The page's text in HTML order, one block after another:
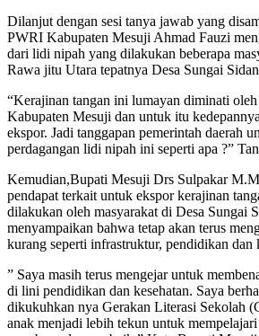
Dilanjut dengan sesi tanya jawab yang
PWRI Kabupaten Mesuji Ahmad Fauzi
dari lidi nipah yang dilakukan beberapa
Rawa jitu Utara tepatnya Desa Sungai
“Kerajinan tangan ini lumayan diminati
Kabupaten Mesuji dan untuk itu
ekspor. Jadi tanggapan pemerintah daerah
perdagangan lidi nipah ini seperti apa ?”
Kemudian,Bupati Mesuji Drs Sulpakar
pendapat terkait untuk ekspor kerajinan
dilakukan oleh masyarakat di Desa Sungai
menyampaikan bahwa tetap akan terus
kurang seperti infrastruktur, pendidikan dan
” Saya masih terus mengejar untuk
di lini pendidikan dan kesehatan. Saya
dikukuhkan nya Gerakan Literasi Sekolah
anak menjadi lebih tekun untuk